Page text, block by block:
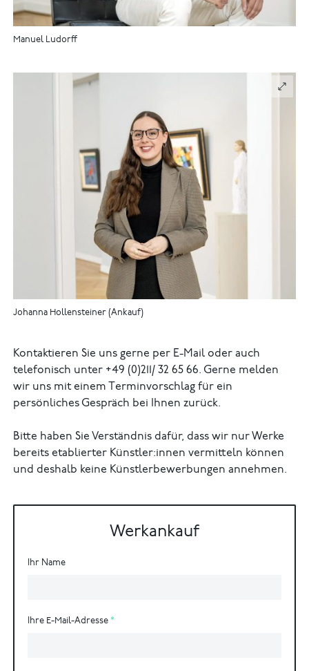
Manuel Ludorff
Johanna Hollensteiner (Ankauf)
Kontaktieren Sie uns gerne per E-Mail oder auch
telefonisch unter +49 (0)211/ 32 65 66. Gerne melden
wir uns mit einem Terminvorschlag für ein
persönliches Gespräch bei Ihnen zurück.
Bitte haben Sie Verständnis dafür, dass wir nur Werke
bereits etablierter Künstler:innen vermitteln können
und deshalb keine Künstlerbewerbungen annehmen.
Werkankauf
Ihr Name
Ihre E-Mail-Adresse